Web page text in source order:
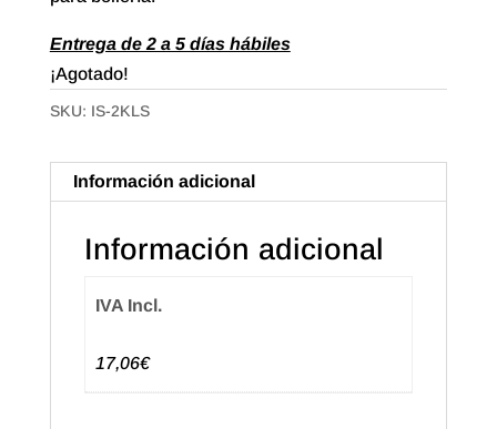
Entrega de 2 a 5 días hábiles
¡Agotado!
SKU: IS-2KLS
Información adicional
Información adicional
IVA Incl.
17,06€